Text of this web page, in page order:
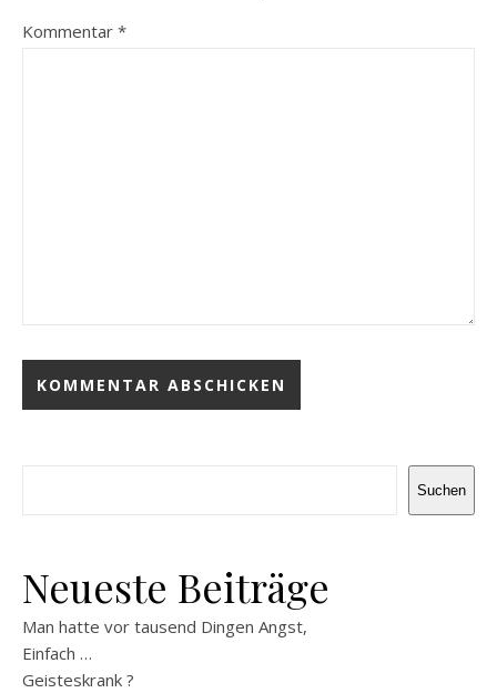
Kommentar *
Suchen
Neueste Beiträge
Man hatte vor tausend Dingen Angst,
Einfach …
Geisteskrank ?